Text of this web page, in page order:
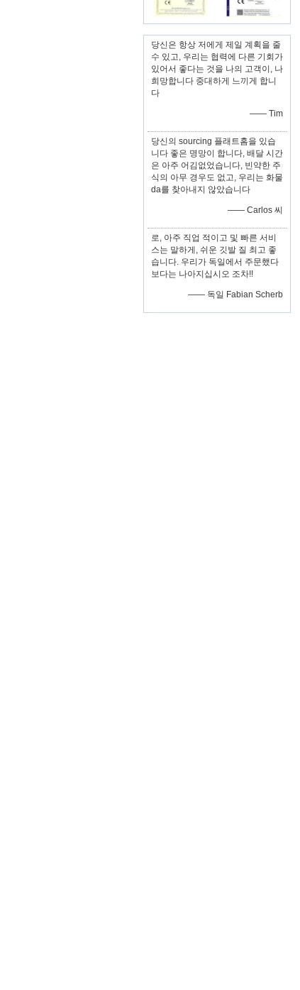
당신은 항상 저에게 제일 계획을 줄
수 있고, 우리는 협력에 다른 기회가
있어서 좋다는 것을 나의 고객이, 나
희망합니다 중대하게 느끼게 합니
다
—— Tim
당신의 sourcing 플래트홈을 있습
니다 좋은 명망이 합니다, 배달 시간
은 아주 어김없었습니다, 빈약한 주
식의 아무 경우도 없고, 우리는 화물
da를 찾아내지 않았습니다
—— Carlos 씨
로, 아주 직업 적이고 및 빠른 서비
스는 말하게, 쉬운 깃발 질 최고 좋
습니다. 우리가 독일에서 주문했다
보다는 나아지십시오 조차!!
—— 독일 Fabian Scherb